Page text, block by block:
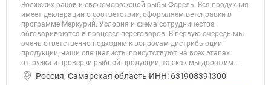
Волжских раков и свежемороженой рыбы Форель. Вся продукция
имеет декларации о соответствии, оформляем ветсправки в
программе Меркурий. Условия и схема сотрудничества
обговариваются в процессе переговоров. В первую очередь мы
очень ответственно подходим к вопросам дистрибьюции
продукции, наши специалисты присутствуют на всех этапах
отгрузки и проверки рыбной продукции, так как мы дорожим...
Россия, Самарская область ИНН: 631908391300